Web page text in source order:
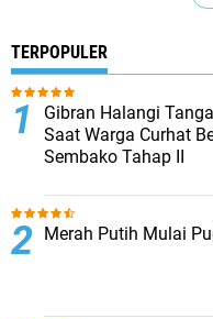
TERPOPULER
Gibran Halangi
Saat Warga Curhat
Sembako Tahap II
Merah Putih Mulai